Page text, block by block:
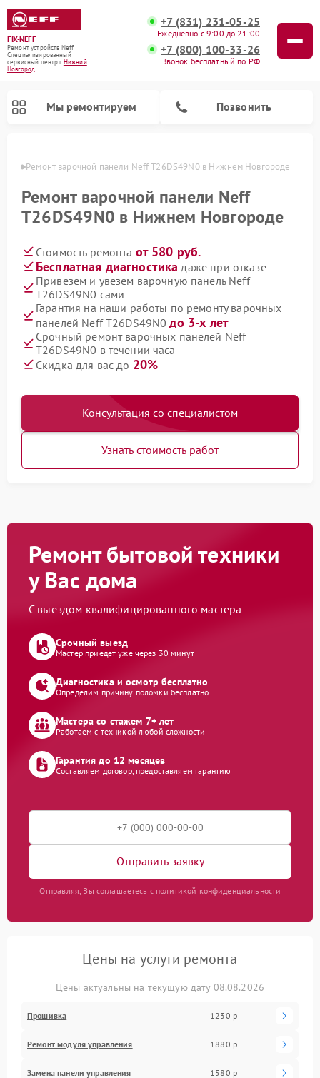
FIX-NEFF
Ремонт устройств Neff
Специализированный
cервисный центр г.Нижний
Новгород
+7 (831) 231-05-25
Ежедневно с 9:00 до 21:00
+7 (800) 100-33-26
Звонок бесплатный по РФ
Мы ремонтируем Позвонить
Ремонт варочной панели Neff T26DS49N0 в Нижнем Новгороде
Ремонт варочной панели Neff
T26DS49N0 в Нижнем Новгороде
Стоимость ремонта от 580 руб.
Бесплатная диагностика даже при отказе
Привезем и увезем варочную панель Neff
T26DS49N0 сами
Гарантия на наши работы по ремонту варочных
панелей Neff T26DS49N0до 3-х лет
Срочный ремонт варочных панелей Neff
T26DS49N0 в течении часа
Скидка для вас до 20%
Консультация со специалистом
Узнать стоимость работ
Ремонт бытовой техники
у Вас дома
С выездом квалифицированного мастера
Срочный выезд
Мастер приедет уже через 30 минут
Диагностика и осмотр бесплатно
Определим причину поломки бесплатно
Мастера со стажем 7+ лет
Работаем с техникой любой сложности
Гарантия до 12 месяцев
Составляем договор, предоставляем гарантию
Отправить заявку
Отправляя, Вы соглашаетесь с политикой конфиденциальности
Цены на услуги ремонта
Цены актуальны на текущую дату 08.08.2026
Прошивка 1230 р
Ремонт модуля управления 1880 р
Замена панели управления 1580 р